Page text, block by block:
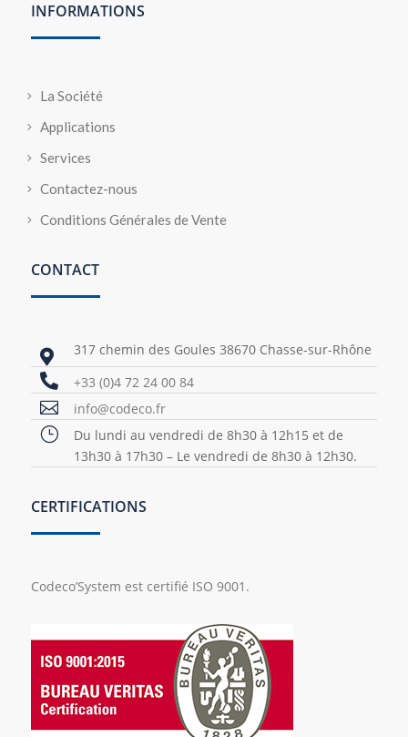
INFORMATIONS
La Société
Applications
Services
Contactez-nous
Conditions Générales de Vente
CONTACT
 317 chemin des Goules 38670 Chasse-sur-Rhône
 +33 (0)4 72 24 00 84
 info@codeco.fr
}
Du lundi au vendredi de 8h30 à 12h15 et de
13h30 à 17h30 – Le vendredi de 8h30 à 12h30.
CERTIFICATIONS
Codeco’System est certifié ISO 9001.